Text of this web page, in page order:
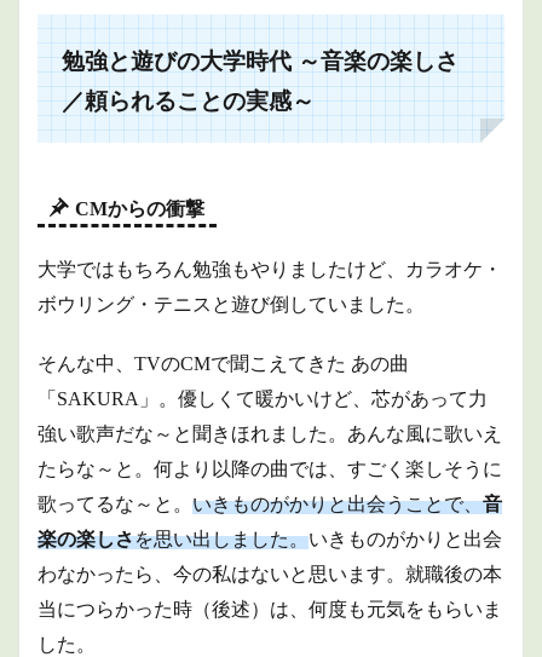
勉強と遊びの大学時代 ～音楽の楽しさ
／頼られることの実感～
CMからの衝撃
大学ではもちろん勉強もやりましたけど、カラオケ・
ボウリング・テニスと遊び倒していました。
そんな中、TVのCMで聞こえてきた あの曲
「SAKURA」。優しくて暖かいけど、芯があって力
強い歌声だな～と聞きほれました。あんな風に歌いえ
たらな～と。何より以降の曲では、すごく楽しそうに
歌ってるな～と。 いきものがかりと出会うことで、音
楽の楽しさを思い出しました。いきものがかりと出会
わなかったら、今の私はないと思います。就職後の本
当につらかった時（後述）は、何度も元気をもらいま
した。